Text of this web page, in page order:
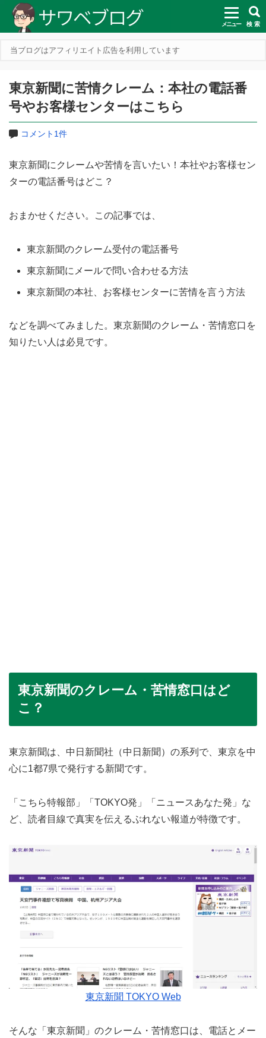
メニュー 検 索
当ブログはアフィリエイト広告を利用しています
東京新聞に苦情クレーム：本社の電話番
号やお客様センターはこちら
コメント1件
東京新聞にクレームや苦情を言いたい！本社やお客様セン
ターの電話番号はどこ？
おまかせください。この記事では、
東京新聞のクレーム受付の電話番号
東京新聞にメールで問い合わせる方法
東京新聞の本社、お客様センターに苦情を言う方法
などを調べてみました。東京新聞のクレーム・苦情窓口を
知りたい人は必見です。
東京新聞のクレーム・苦情窓口はど
こ？
東京新聞は、中日新聞社（中日新聞）の系列で、東京を中
心に1都7県で発行する新聞です。
「こちら特報部」「TOKYO発」「ニュースあなた発」な
ど、読者目線で真実を伝えるぶれない報道が特徴です。
東京新聞 TOKYO Web
そんな「東京新聞」のクレーム・苦情窓口は、電話とメー